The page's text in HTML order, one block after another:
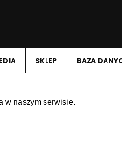
SKLEP BAZA
w naszym serwisie.